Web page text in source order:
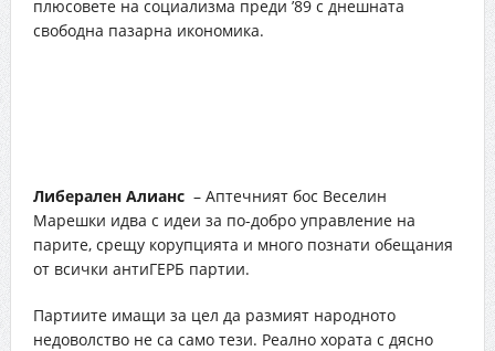
плюсовете на социализма преди ’89 с днешната
свободна пазарна икономика.
Либерален Алианс– Аптечният бос Веселин
Марешки идва с идеи за по-добро управление на
парите, срещу корупцията и много познати обещания
от всички антиГЕРБ партии.
Партиите имащи за цел да размият народното
недоволство не са само тези. Реално хората с дясно